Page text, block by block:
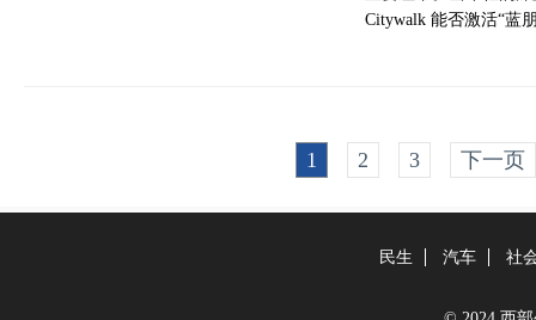
Citywalk 能否激活“蓝
1 2 3 下一页
民生 汽车 社